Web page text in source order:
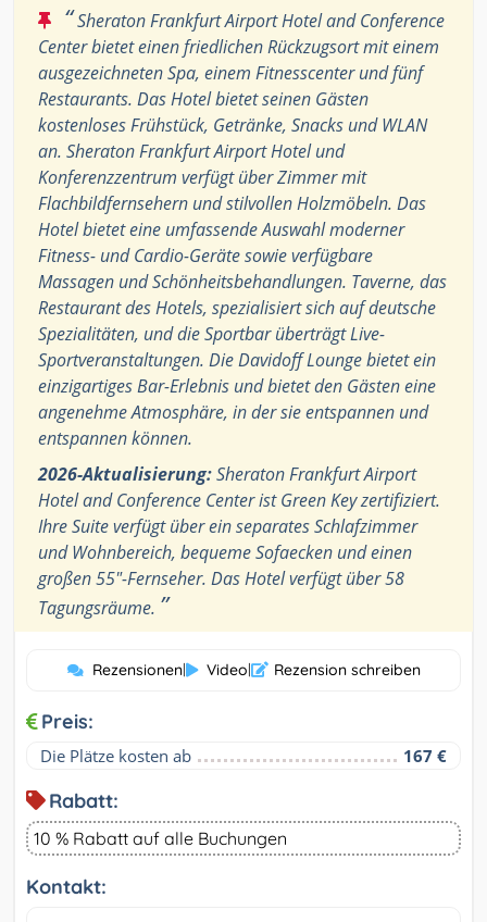
“Sheraton Frankfurt Airport Hotel and Conference
Center bietet einen friedlichen Rückzugsort mit einem
ausgezeichneten Spa, einem Fitnesscenter und fünf
Restaurants. Das Hotel bietet seinen Gästen
kostenloses Frühstück, Getränke, Snacks und WLAN
an. Sheraton Frankfurt Airport Hotel und
Konferenzzentrum verfügt über Zimmer mit
Flachbildfernsehern und stilvollen Holzmöbeln. Das
Hotel bietet eine umfassende Auswahl moderner
Fitness- und Cardio-Geräte sowie verfügbare
Massagen und Schönheitsbehandlungen. Taverne, das
Restaurant des Hotels, spezialisiert sich auf deutsche
Spezialitäten, und die Sportbar überträgt Live-
Sportveranstaltungen. Die Davidoff Lounge bietet ein
einzigartiges Bar-Erlebnis und bietet den Gästen eine
angenehme Atmosphäre, in der sie entspannen und
entspannen können.
2026-Aktualisierung:Sheraton Frankfurt Airport
Hotel and Conference Center ist Green Key zertifiziert.
Ihre Suite verfügt über ein separates Schlafzimmer
und Wohnbereich, bequeme Sofaecken und einen
großen 55"-Fernseher. Das Hotel verfügt über 58
Tagungsräume. ”
Rezensionen| Video| Rezension schreiben
Preis:
Die Plätze kosten ab 167 €
Rabatt:
10 % Rabatt auf alle Buchungen
Kontakt: